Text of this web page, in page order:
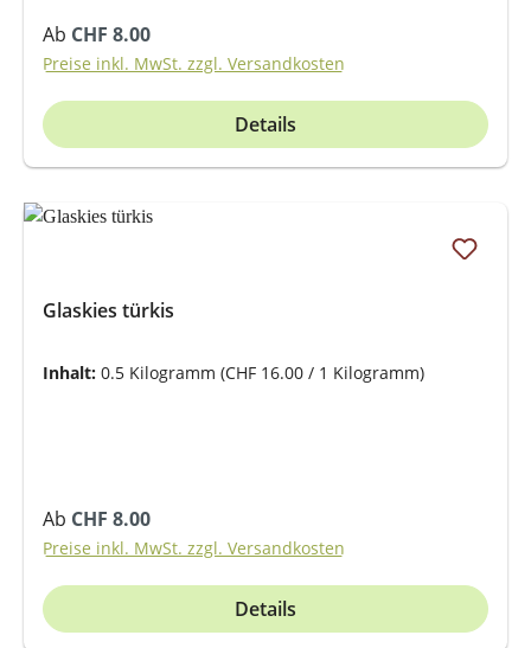
Regulärer Preis:
Ab CHF 8.00
Preise inkl. MwSt. zzgl. Versandkosten
Details
Glaskies türkis
Inhalt: 0.5 Kilogramm (CHF 16.00 / 1 Kilogramm)
Regulärer Preis:
Ab CHF 8.00
Preise inkl. MwSt. zzgl. Versandkosten
Details